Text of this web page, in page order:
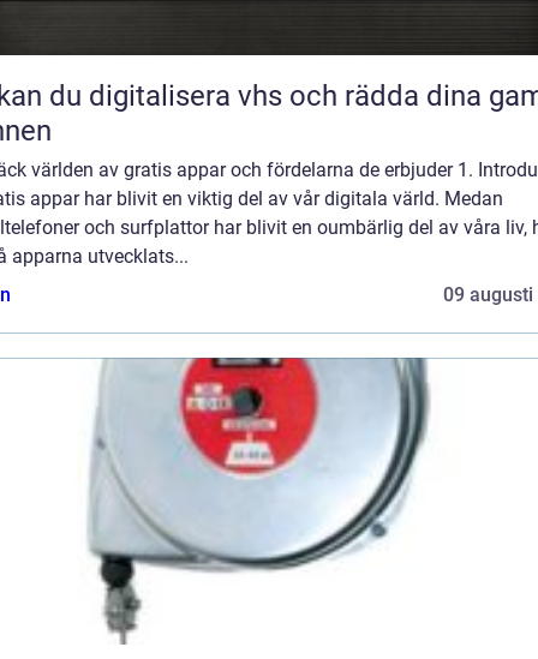
du digitalisera vhs och rädda dina
världen av gratis appar och fördelarna de erbjuder 1.
appar har blivit en viktig del av vår digitala värld. Medan
och surfplattor har blivit en oumbärlig del av våra liv,
apparna utvecklats...
09 augusti